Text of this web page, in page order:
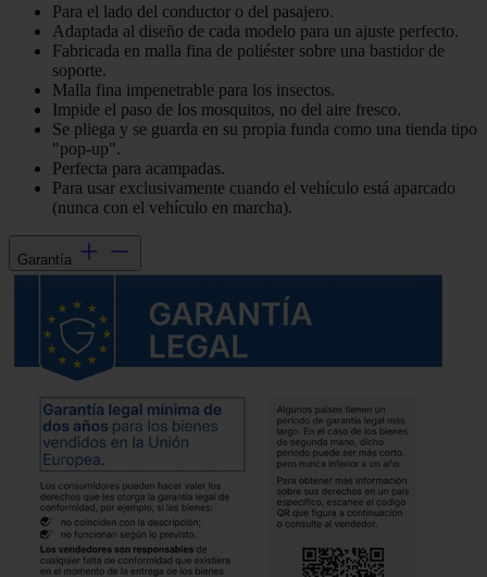
Para el lado del conductor o del pasajero.
Adaptada al diseño de cada modelo para un ajuste perfecto.
Fabricada en malla fina de poliéster sobre una bastidor de
soporte.
Malla fina impenetrable para los insectos.
Impide el paso de los mosquitos, no del aire fresco.
Se pliega y se guarda en su propia funda como una tienda tipo
"pop-up".
Perfecta para acampadas.
Para usar exclusivamente cuando el vehículo está aparcado
(nunca con el vehículo en marcha).
Garantía